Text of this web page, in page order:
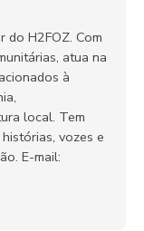
H2FOZ. Com
atua na
à
local. Tem
vozes e
E-mail: